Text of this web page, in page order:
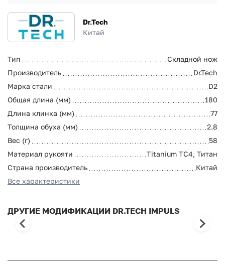
Dr.Tech
Китай
Тип
Складной нож
Производитель
Dr.Tech
Марка стали
D2
Общая длина (мм)
180
Длина клинка (мм)
77
Толщина обуха (мм)
2.8
Вес (г)
58
Материал рукояти
Titanium TC4, Титан
Страна производитель
Китай
Все характеристики
ДРУГИЕ МОДИФИКАЦИИ DR.TECH IMPULS